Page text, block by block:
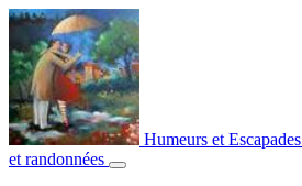
Humeurs et Escapades
et randonnées